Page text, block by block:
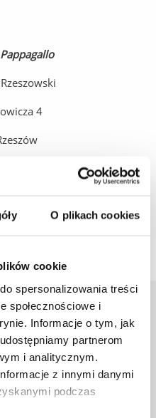
O plikach cookies
cookie
spersonalizowania treści
społecznościowe i
Informacje o tym, jak
partnerom
i analitycznym.
z innymi danymi
podczas
4